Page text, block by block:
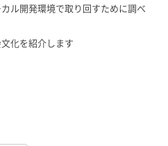
ル開発環境で取り回すために調べ
化を紹介します